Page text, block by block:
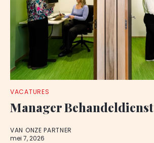
VACATURES
Manager Behandeldienst
VAN ONZE PARTNER
mei 7, 2026